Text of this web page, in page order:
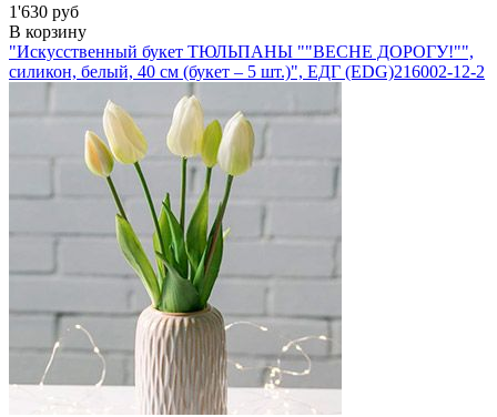
1'630 руб
В корзину
"Искусственный букет ТЮЛЬПАНЫ ""ВЕСНЕ ДОРОГУ!"",
силикон, белый, 40 см (букет – 5 шт.)", ЕДГ (EDG)216002-12-2